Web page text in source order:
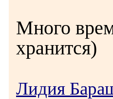
Много
хранится)
Лидия